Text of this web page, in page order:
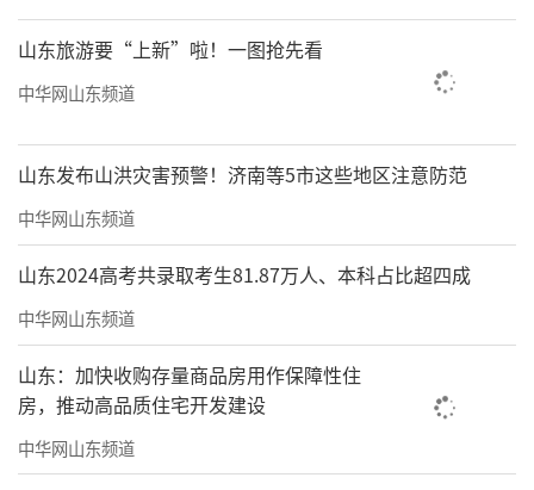
山东旅游要“上新”啦！一图抢先看
中华网山东频道
山东发布山洪灾害预警！济南等5市这些地区注意防范
中华网山东频道
山东2024高考共录取考生81.87万人、本科占比超四成
中华网山东频道
山东：加快收购存量商品房用作保障性住
房，推动高品质住宅开发建设
中华网山东频道